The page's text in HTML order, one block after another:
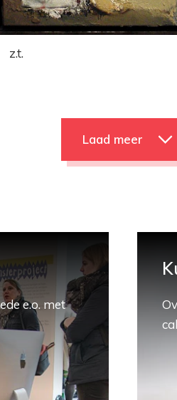
z.t.
Laad meer
e.o. met